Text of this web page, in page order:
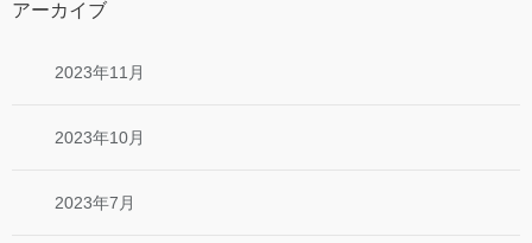
アーカイブ
2023年11月
2023年10月
2023年7月